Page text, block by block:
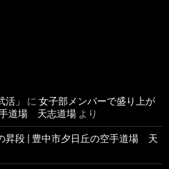
」 に 女子部メンバーで盛り上が
手道場 天志道場 より
昇段 | 豊中市夕日丘の空手道場 天